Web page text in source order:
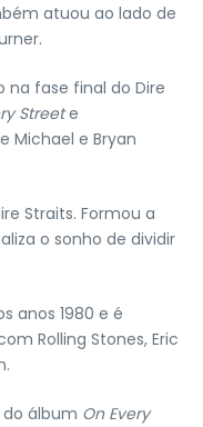
atuou ao lado de
na fase final do Dire
Streete
Michael e Bryan
Straits. Formou a
o sonho de dividir
anos 1980 e é
Rolling Stones, Eric
álbum On Every